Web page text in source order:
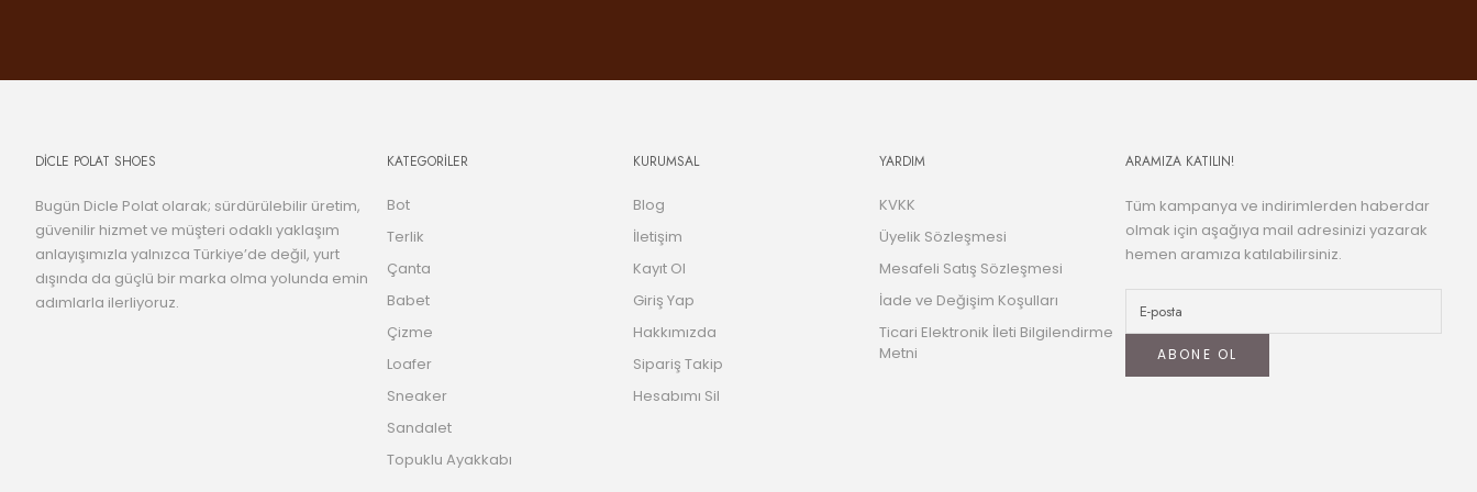
DİCLE POLAT SHOES
Bugün Dicle Polat olarak; sürdürülebilir üretim,
güvenilir hizmet ve müşteri odaklı yaklaşım
anlayışımızla yalnızca Türkiye’de değil, yurt
dışında da güçlü bir marka olma yolunda emin
adımlarla ilerliyoruz.
KATEGORİLER
Bot
Terlik
Çanta
Babet
Çizme
Loafer
Sneaker
Sandalet
Topuklu Ayakkabı
KURUMSAL
Blog
İletişim
Kayıt Ol
Giriş Yap
Hakkımızda
Sipariş Takip
Hesabımı Sil
YARDIM
KVKK
Üyelik Sözleşmesi
Mesafeli Satış Sözleşmesi
İade ve Değişim Koşulları
Ticari Elektronik İleti Bilgilendirme
Metni
ARAMIZA KATILIN!
Tüm kampanya ve indirimlerden haberdar
olmak için aşağıya mail adresinizi yazarak
hemen aramıza katılabilirsiniz.
ABONE OL